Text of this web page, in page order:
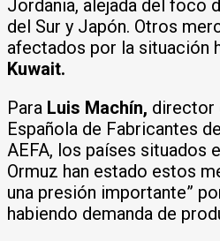
Jordania, alejada del foco
del Sur y Japón. Otros
afectados por la situación
Kuwait.
Para Luis Machín, director
Española de Fabricantes
AEFA, los países situados
Ormuz han estado estos
una presión importante”
habiendo demanda de